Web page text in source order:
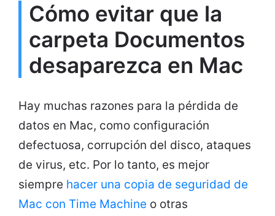
Cómo evitar que la
carpeta Documentos
desaparezca en Mac
Hay muchas razones para la pérdida de
datos en Mac, como configuración
defectuosa, corrupción del disco, ataques
de virus, etc. Por lo tanto, es mejor
siempre hacer una copia de seguridad de
Mac con Time Machine o otras